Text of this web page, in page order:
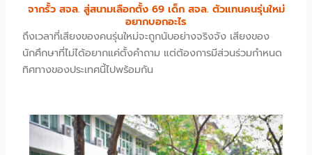
จากรั้ว สจล. สู่สนามเลือกตั้ง 69 เด็ก สจล. ตัวแทนคนรุ่นใหม่
อยากบอกอะไร
ถึงเวลาที่เสียงของคนรุ่นใหม่จะถูกนับอย่างจริงจัง เสียงของ
นักศึกษาที่ไม่ได้อยากแค่ตั้งคำถาม แต่ต้องการมีส่วนร่วมกำหนด
ทิศทางของประเทศนี้ไปพร้อมกัน